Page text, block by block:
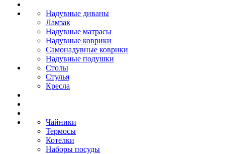
Надувные диваны
Ламзак
Надувные матрасы
Надувные коврики
Самонадувные коврики
Надувные подушки
Столы
Стулья
Кресла
Чайники
Термосы
Котелки
Наборы посуды